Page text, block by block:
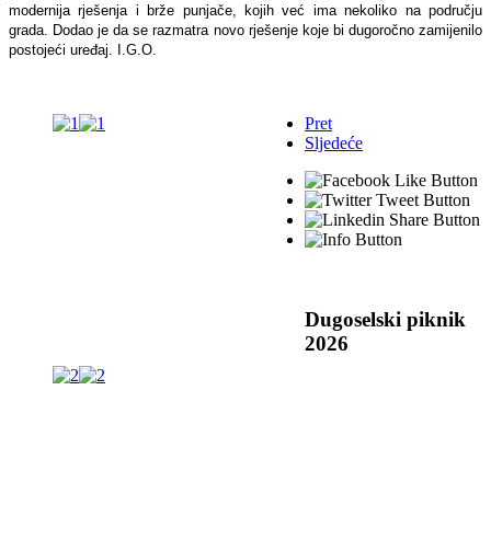
modernija rješenja i brže punjače, kojih već ima nekoliko na području
grada. Dodao je da se razmatra novo rješenje koje bi dugoročno zamijenilo
postojeći uređaj. I.G.O.
Pret
Sljedeće
Dugoselski piknik
2026